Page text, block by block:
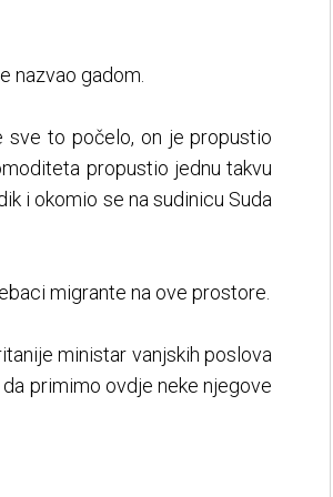
nazvao gadom.
sve to počelo, on je propustio
propustio jednu takvu
i okomio se na sudinicu Suda
migrante na ove prostore.
ministar vanjskih poslova
primimo ovdje neke njegove